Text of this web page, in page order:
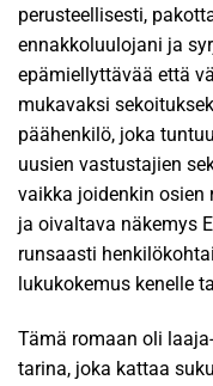
perusteellisesti,
ennakkoluulojani ja
epämiellyttävää että
mukavaksi
päähenkilö, joka
uusien vastustajien
vaikka joidenkin
ja oivaltava näkemys
runsaasti
lukukokemus kenelle
Tämä romaan oli
tarina, joka kattaa